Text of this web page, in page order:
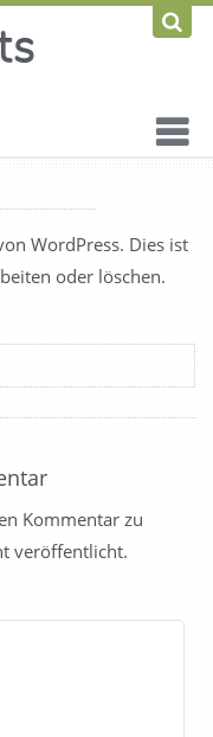
WordPress. Dies ist
oder löschen.
Kommentar zu
veröffentlicht.